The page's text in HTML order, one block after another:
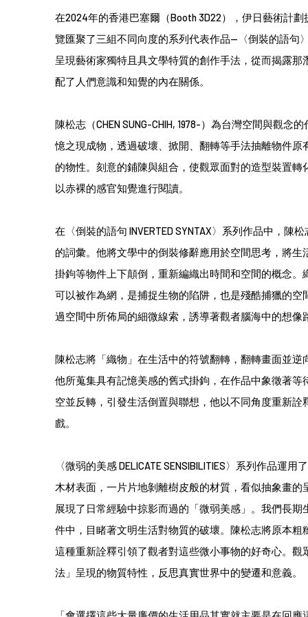
在2024年的香港巴塞爾（Booth 3D22），伊日藝術計
覽匯聚了三組不同向度的系列代表作品--〈倒裝的語句
呈現藝術家獨特且具文學特質的創作手法，從而揭露
配了人們意識和知覺的內在關係。
陳松志（CHEN SUNG-CHIH, 1978-）為台灣空間與觀念
憶之現成物，透過破壞、掀開、翻轉等手法抽離物件
的物性。刻意的鋪陳與組合，使觀眾面對的造型裝置
以赤裸的感官知覺進行閱讀。
在〈倒裝的語句 INVERTED SYNTAX〉系列作品中，陳
的詞彙。他將文學中的倒裝修辭應用於空間思考，將
掛鉤等物件上下顛倒，重新編織出時間和空間的概念
可以被作為網，是捕捉生物的陷阱，也是殘酷捕獵的
過空間中所佈局的細微線索，誘導著觀者腦海中的想像
陳松志將「織物」在生活中的符號翻轉，翻轉畫面並
他所蒐集具有記憶美感的舊式掛鉤，在作品中象徵著
空並反轉，引發生活倒置與聯想，他以不同角度重新
戲。
〈微弱的美感 DELICATE SENSIBILITIES〉系列作品運
木材表面，一片片地剝離樹皮般的材質，看似抽象畫
展現了日常經驗中掠影而過的「微弱美感」。我們長
件中，目睹著文明生活對物質的破壞。陳松志將原本
這種重新詮釋引領了觀者對這些微小事物的好奇心。觀
法」呈現的物質特性，反思真實世界中的變遷和意義。